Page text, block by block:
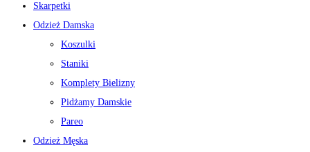
Skarpetki
Odzież Damska
Koszulki
Staniki
Komplety Bielizny
Pidżamy Damskie
Pareo
Odzież Męska